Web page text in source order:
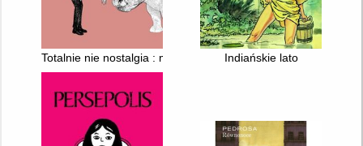
Totalnie nie nostalgia : memuar Indiańskie lato